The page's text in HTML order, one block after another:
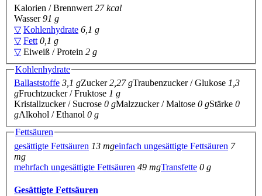
Kalorien / Brennwert 27 kcal
Wasser91 g
▽ Kohlenhydrate 6,1 g
▽ Fett 0,1 g
▽ Eiweiß / Protein 2 g
Kohlenhydrate
Ballaststoffe 3,1 gZucker2,27 gTraubenzucker / Glukose 1,3
gFruchtzucker / Fruktose 1 g
Kristallzucker / Sucrose 0 gMalzzucker / Maltose 0 gStärke 0
gAlkohol / Ethanol 0 g
Fettsäuren
gesättigte Fettsäuren 13 mgeinfach ungesättigte Fettsäuren 7
mg
mehrfach ungesättigte Fettsäuren 49 mgTransfette 0 g
Gesättigte Fettsäuren